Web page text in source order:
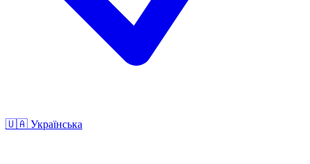
🇺🇦 Українська